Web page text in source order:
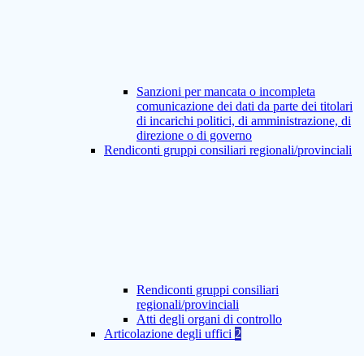
Sanzioni per mancata o incompleta
comunicazione dei dati da parte dei titolari
di incarichi politici, di amministrazione, di
direzione o di governo
Rendiconti gruppi consiliari regionali/provinciali
Rendiconti gruppi consiliari
regionali/provinciali
Atti degli organi di controllo
Articolazione degli uffici 2